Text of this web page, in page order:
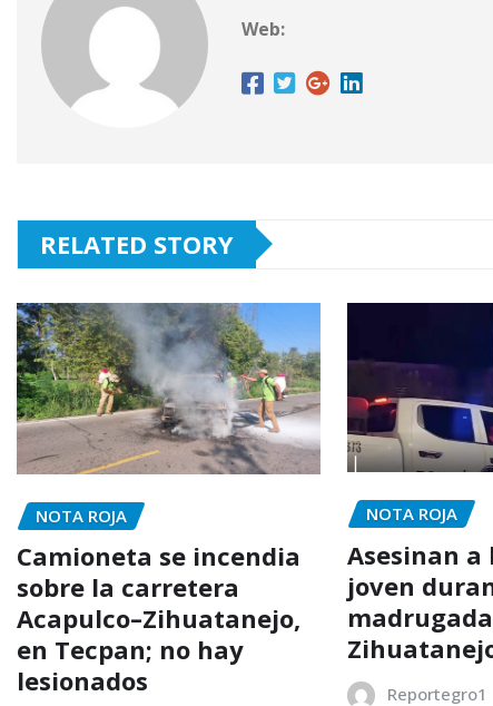
Web:
RELATED STORY
NOTA ROJA
Camioneta se incendia
sobre la carretera
Acapulco–Zihuatanejo,
en Tecpan; no hay
lesionados
NOTA ROJA
Asesinan a
joven
Reportegro1